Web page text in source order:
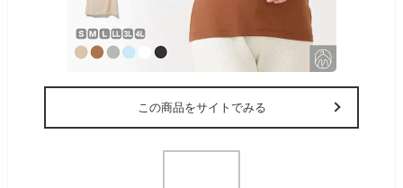
この商品をサイトでみる